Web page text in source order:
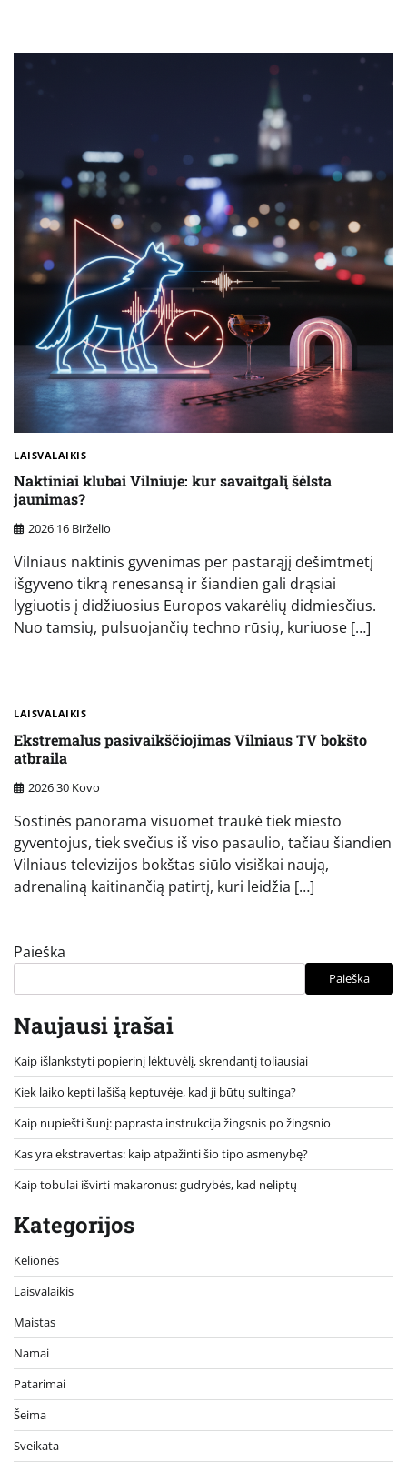
LAISVALAIKIS
Naktiniai klubai Vilniuje: kur savaitgalį šėlsta
jaunimas?
2026 16 Birželio
Vilniaus naktinis gyvenimas per pastarąjį dešimtmetį
išgyveno tikrą renesansą ir šiandien gali drąsiai
lygiuotis į didžiuosius Europos vakarėlių didmiesčius.
Nuo tamsių, pulsuojančių techno rūsių, kuriuose […]
LAISVALAIKIS
Ekstremalus pasivaikščiojimas Vilniaus TV bokšto
atbraila
2026 30 Kovo
Sostinės panorama visuomet traukė tiek miesto
gyventojus, tiek svečius iš viso pasaulio, tačiau šiandien
Vilniaus televizijos bokštas siūlo visiškai naują,
adrenaliną kaitinančią patirtį, kuri leidžia […]
Paieška
Paieška
Naujausi įrašai
Kaip išlankstyti popierinį lėktuvėlį, skrendantį toliausiai
Kiek laiko kepti lašišą keptuvėje, kad ji būtų sultinga?
Kaip nupiešti šunį: paprasta instrukcija žingsnis po žingsnio
Kas yra ekstravertas: kaip atpažinti šio tipo asmenybę?
Kaip tobulai išvirti makaronus: gudrybės, kad neliptų
Kategorijos
Kelionės
Laisvalaikis
Maistas
Namai
Patarimai
Šeima
Sveikata